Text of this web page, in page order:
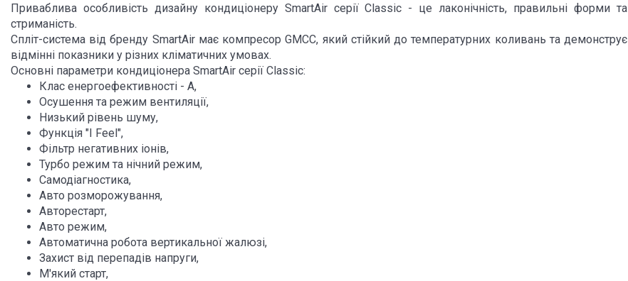
Приваблива особливість дизайну кондиціонеру SmartAir серії Classic - це лаконічність, правильні форми та
стриманість.
Спліт-система від бренду SmartAir має компресор GMCC, який стійкий до температурних коливань та демонструє
відмінні показники у різних кліматичних умовах.
Основні параметри кондиціонера SmartAir серії Classic:
Клас енергоефективності - А,
Осушення та режим вентиляції,
Низький рівень шуму,
Функція "I Feel",
Фільтр негативних іонів,
Турбо режим та нічний режим,
Самодіагностика,
Авто розморожування,
Авторестарт,
Авто режим,
Автоматична робота вертикальної жалюзі,
Захист від перепадів напруги,
М'який старт,